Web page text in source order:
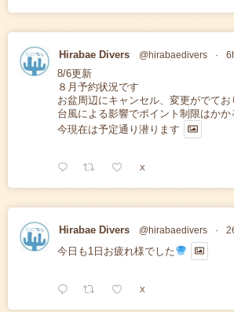
Hirabae Divers @hirabaedivers ·
8/6更新
８月予約状況です
お盆周辺にキャンセル、変更がでてお
台風による影響でポイント制限はか
今現在は予定通り潜ります
X
Hirabae Divers @hirabaedivers ·
今日も1日お疲れ様でした
X